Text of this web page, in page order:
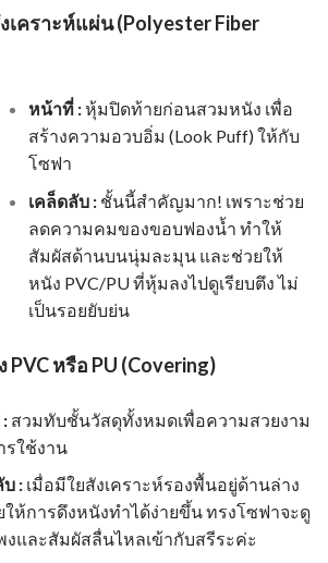
เคราะห์แผ่น (Polyester Fiber
หน้าที่ :หุ้มปิดท้ายก่อนสวมหนัง เพื่อ
สร้างความอวบอิ่ม (Look Puff) ให้กับ
โซฟา
เคล็ดลับ : ชั้นนี้สำคัญมาก! เพราะช่วย
ลดความคมของขอบฟองน้ำ ทำให้
สัมผัสด้านบนนุ่มละมุน และช่วยให้
หนัง PVC/PU ที่หุ้มลงไปดูเรียบตึง ไม่
เป็นรอยยับย่น
หรือ PU (Covering)
สวมทับชั้นวัสดุทั้งหมดเพื่อความสวยงาม
รใช้งาน
:เมื่อมีใยสังเคราะห์รองพื้นอยู่ด้านล่าง
ให้การดึงหนังทำได้ง่ายขึ้น ทรงโซฟาจะดู
งและสัมผัสลื่นไหลเข้ากับสรีระค่ะ